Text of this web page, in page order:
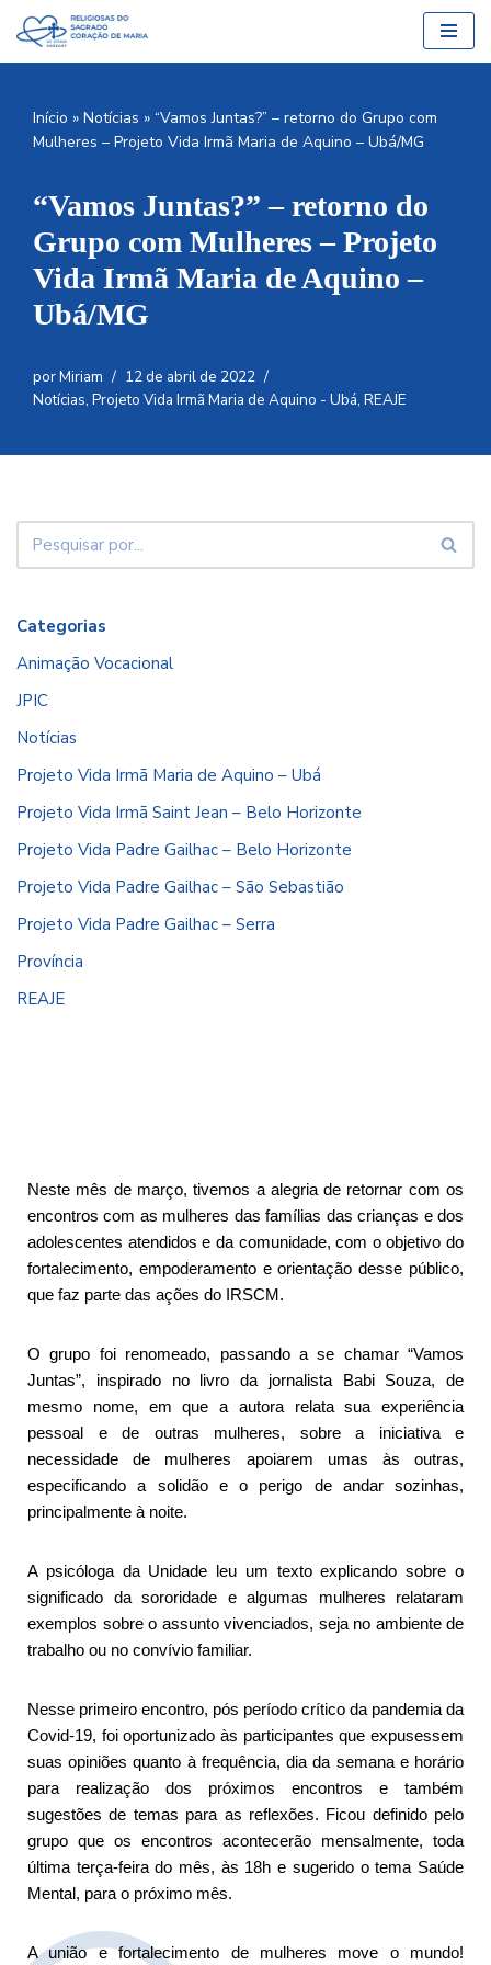
Pular
conteúdo
Início » Notícias » “Vamos Juntas?” – retorno do Grupo com
Mulheres – Projeto Vida Irmã Maria de Aquino – Ubá/MG
“Vamos Juntas?” – retorno do
Grupo com Mulheres – Projeto
Vida Irmã Maria de Aquino –
Ubá/MG
porMiriam
12 de abril de 2022
Notícias, Projeto Vida Irmã Maria de Aquino - Ubá, REAJE
Categorias
Animação Vocacional
JPIC
Notícias
Projeto Vida Irmã Maria de Aquino – Ubá
Projeto Vida Irmã Saint Jean – Belo Horizonte
Projeto Vida Padre Gailhac – Belo Horizonte
Projeto Vida Padre Gailhac – São Sebastião
Projeto Vida Padre Gailhac – Serra
Província
REAJE
Neste mês de março, tivemos a alegria de retornar com os
encontros com as mulheres das famílias das crianças e dos
adolescentes atendidos e da comunidade, com o objetivo do
fortalecimento, empoderamento e orientação desse público,
que faz parte das ações do IRSCM.
O grupo foi renomeado, passando a se chamar “Vamos
Juntas”, inspirado no livro da jornalista Babi Souza, de
mesmo nome, em que a autora relata sua experiência
pessoal e de outras mulheres, sobre a iniciativa e
necessidade de mulheres apoiarem umas às outras,
especificando a solidão e o perigo de andar sozinhas,
principalmente à noite.
A psicóloga da Unidade leu um texto explicando sobre o
significado da sororidade e algumas mulheres relataram
exemplos sobre o assunto vivenciados, seja no ambiente de
trabalho ou no convívio familiar.
Nesse primeiro encontro, pós período crítico da pandemia da
Covid-19, foi oportunizado às participantes que expusessem
suas opiniões quanto à frequência, dia da semana e horário
para realização dos próximos encontros e também
sugestões de temas para as reflexões. Ficou definido pelo
grupo que os encontros acontecerão mensalmente, toda
última terça-feira do mês, às 18h e sugerido o tema Saúde
Mental, para o próximo mês.
A união e fortalecimento de mulheres move o mundo!